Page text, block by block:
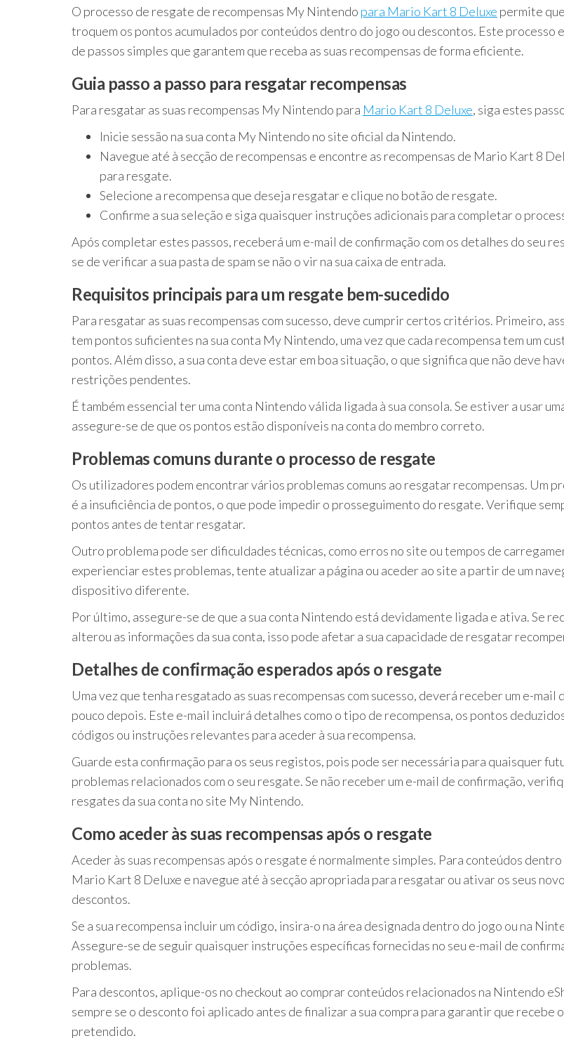
O processo de resgate de recompensas My Nintendo para Mario Kart 8 Deluxe permite
troquem os pontos acumulados por conteúdos dentro do jogo ou descontos. Este processo
de passos simples que garantem que receba as suas recompensas de forma eficiente.
Guia passo a passo para resgatar recompensas
Para resgatar as suas recompensas My Nintendo para Mario Kart 8 Deluxe, siga estes
Inicie sessão na sua conta My Nintendo no site oficial da Nintendo.
Navegue até à secção de recompensas e encontre as recompensas de Mario Kart 8
para resgate.
Selecione a recompensa que deseja resgatar e clique no botão de resgate.
Confirme a sua seleção e siga quaisquer instruções adicionais para completar o
Após completar estes passos, receberá um e-mail de confirmação com os detalhes do seu
se de verificar a sua pasta de spam se não o vir na sua caixa de entrada.
Requisitos principais para um resgate bem-sucedido
Para resgatar as suas recompensas com sucesso, deve cumprir certos critérios. Primeiro,
tem pontos suficientes na sua conta My Nintendo, uma vez que cada recompensa tem um
pontos. Além disso, a sua conta deve estar em boa situação, o que significa que não deve
restrições pendentes.
É também essencial ter uma conta Nintendo válida ligada à sua consola. Se estiver a usar
assegure-se de que os pontos estão disponíveis na conta do membro correto.
Problemas comuns durante o processo de resgate
Os utilizadores podem encontrar vários problemas comuns ao resgatar recompensas. Um
é a insuficiência de pontos, o que pode impedir o prosseguimento do resgate. Verifique
pontos antes de tentar resgatar.
Outro problema pode ser dificuldades técnicas, como erros no site ou tempos de
experienciar estes problemas, tente atualizar a página ou aceder ao site a partir de um
dispositivo diferente.
Por último, assegure-se de que a sua conta Nintendo está devidamente ligada e ativa. Se
alterou as informações da sua conta, isso pode afetar a sua capacidade de resgatar
Detalhes de confirmação esperados após o resgate
Uma vez que tenha resgatado as suas recompensas com sucesso, deverá receber um e-mail
pouco depois. Este e-mail incluirá detalhes como o tipo de recompensa, os pontos
códigos ou instruções relevantes para aceder à sua recompensa.
Guarde esta confirmação para os seus registos, pois pode ser necessária para quaisquer
problemas relacionados com o seu resgate. Se não receber um e-mail de confirmação,
resgates da sua conta no site My Nintendo.
Como aceder às suas recompensas após o resgate
Aceder às suas recompensas após o resgate é normalmente simples. Para conteúdos
Mario Kart 8 Deluxe e navegue até à secção apropriada para resgatar ou ativar os seus
descontos.
Se a sua recompensa incluir um código, insira-o na área designada dentro do jogo ou na
Assegure-se de seguir quaisquer instruções específicas fornecidas no seu e-mail de
problemas.
Para descontos, aplique-os no checkout ao comprar conteúdos relacionados na Nintendo
sempre se o desconto foi aplicado antes de finalizar a sua compra para garantir que recebe
pretendido.